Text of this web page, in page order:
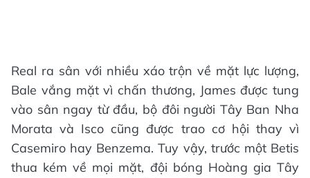
Real ra sân với nhiều xáo trộn về mặt lực lượng,
Bale vắng mặt vì chấn thương, James được tung
vào sân ngay từ đầu, bộ đôi người Tây Ban Nha
Morata và Isco cũng được trao cơ hội thay vì
Casemiro hay Benzema. Tuy vậy, trước một Betis
thua kém về mọi mặt, đội bóng Hoàng gia Tây